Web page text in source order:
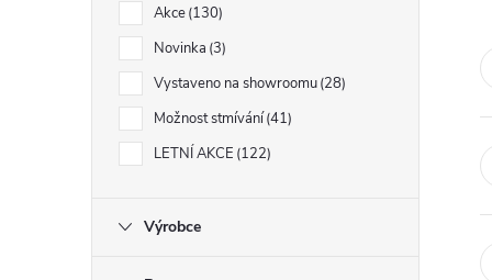
Akce 130
Novinka 3
Vystaveno na showroomu 28
Možnost stmívání 41
LETNÍ AKCE 122
Výrobce